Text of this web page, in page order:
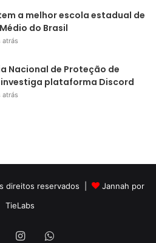
a melhor escola estadual de
do Brasil
atrás
Nacional de Proteção de
plataforma Discord
atrás
direitos reservados |
Jannah por
TieLabs
InstagramWhatsApp